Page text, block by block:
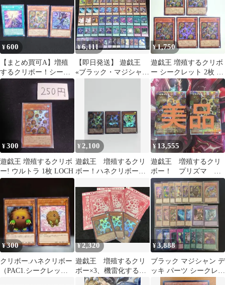
¥600
【まとめ買可A】増殖
するクリボー！シーク
レット1他ウルトラレア
¥6,111
【即日発送】 遊戯王
«ブラック・マジシャ
¥1,750
遊戯王 増殖するクリボ
ー シークレット 2枚 ウ
ルトラ 3枚
¥300
遊戯王 増殖するクリボ
ー! ウルトラ 1枚 LOCH
¥2,100
遊戯王 増殖するクリ
ボー！ハネクリボー
¥ 13,555
遊戯王 増殖するクリ
ボー！ プリズマ プ
リシク 2枚 セット
オーバーフレーム
¥300
クリボー.ハネクリボー
（PAC1.シークレッ
¥2,320
遊戯王 増殖するクリ
ボー×3、機雷化するク
リボー未開封×3 ③
¥3,888
ブラック マジシャン デ
ッキ パーツ シークレッ
ト 22枚セット 遊戯王